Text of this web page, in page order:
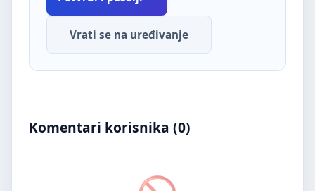
Vrati se na uređivanje
Komentari korisnika (0)